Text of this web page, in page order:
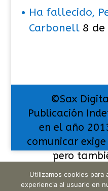
Ha fallecido,
Carbonell 8
©Sax
Publicación
en el año
comunicar
pero
Utilizamos cookies para
experiencia al usuario en